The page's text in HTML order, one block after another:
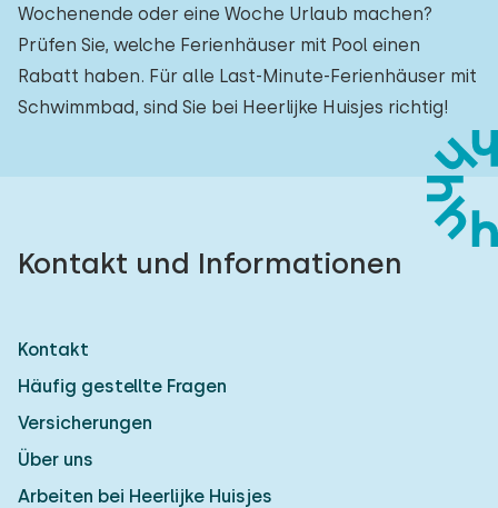
Wochenende oder eine Woche Urlaub machen?
Prüfen Sie, welche Ferienhäuser mit Pool einen
Rabatt haben. Für alle Last-Minute-Ferienhäuser mit
Schwimmbad, sind Sie bei Heerlijke Huisjes richtig!
Kontakt und Informationen
Kontakt
Häufig gestellte Fragen
Versicherungen
Über uns
Arbeiten bei Heerlijke Huisjes